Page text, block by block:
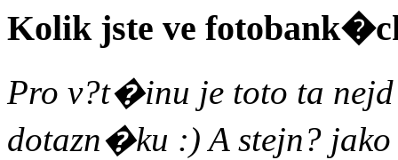
Kolik jste ve
Pro v?t�inu je toto ta
dotazn�ku :) A stejn?